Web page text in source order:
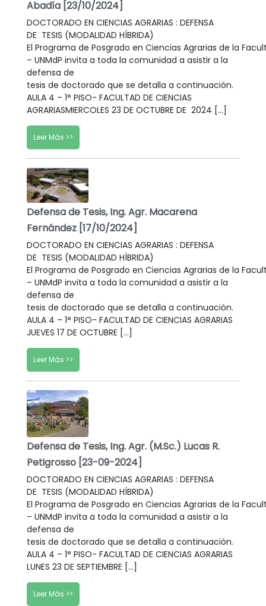
Abadía [23/10/2024]
DOCTORADO EN CIENCIAS AGRARIAS : DEFENSA
DE TESIS (MODALIDAD HÍBRIDA)
El Programa de Posgrado en Ciencias Agrarias de la
– UNMdP invita a toda la comunidad a asistir a la
defensa de
tesis de doctorado que se detalla a continuación.
AULA 4 – 1° PISO- FACULTAD DE CIENCIAS
AGRARIASMIERCOLES 23 DE OCTUBRE DE 2024 […]
Leer Más >>
Defensa de Tesis, Ing. Agr. Macarena
Fernández [17/10/2024]
DOCTORADO EN CIENCIAS AGRARIAS : DEFENSA
DE TESIS (MODALIDAD HÍBRIDA)
El Programa de Posgrado en Ciencias Agrarias de la
– UNMdP invita a toda la comunidad a asistir a la
defensa de
tesis de doctorado que se detalla a continuación.
AULA 4 – 1° PISO- FACULTAD DE CIENCIAS AGRARIAS
JUEVES 17 DE OCTUBRE […]
Leer Más >>
Defensa de Tesis, Ing. Agr. (M.Sc.) Lucas R.
Petigrosso [23-09-2024]
DOCTORADO EN CIENCIAS AGRARIAS : DEFENSA
DE TESIS (MODALIDAD HÍBRIDA)
El Programa de Posgrado en Ciencias Agrarias de la
– UNMdP invita a toda la comunidad a asistir a la
defensa de
tesis de doctorado que se detalla a continuación.
AULA 4 – 1° PISO- FACULTAD DE CIENCIAS AGRARIAS
LUNES 23 DE SEPTIEMBRE […]
Leer Más >>